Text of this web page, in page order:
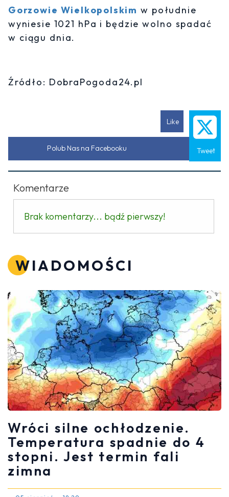
Gorzowie Wielkopolskim w południe
wyniesie 1021 hPa i będzie wolno spadać
w ciągu dnia.
Źródło: DobraPogoda24.pl
Like
Tweet
Polub Nas na Facebooku
Komentarze
Brak komentarzy... bądź pierwszy!
WIADOMOŚCI
Wróci silne ochłodzenie.
Temperatura spadnie do 4
stopni. Jest termin fali
zimna